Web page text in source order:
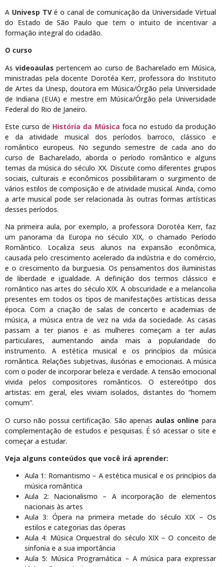
A Univesp TVé o canal de comunicação da Universidade Virtual
do Estado de São Paulo que tem o intuito de incentivar a
formação integral do cidadão.
O curso
Asvideoaulas pertencem ao curso de Bacharelado em Música,
ministradas pela docente Dorotéa Kerr, professora do Instituto
de Artes da Unesp, doutora em Música/Órgão pela Universidade
de Indiana (EUA) e mestre em Música/Órgão pela Universidade
Federal do Rio de Janeiro.
Este curso de História da Música foca no estudo da produção
e da atividade musical dos períodos barroco, clássico e
romântico europeus. No segundo semestre de cada ano do
curso de Bacharelado, aborda o período romântico e alguns
temas da música do século XX. Discute como diferentes grupos
sociais, culturais e econômicos possibilitaram o surgimento de
vários estilos de composição e de atividade musical. Ainda, como
a arte musical pode ser relacionada às outras formas artísticas
desses períodos.
Na primeira aula, por exemplo, a professora Dorotéa Kerr, faz
um panorama da Europa no século XIX, o chamado Período
Romântico. Localiza seus alunos na expansão econômica,
causada pelo crescimento acelerado da indústria e do comércio,
e o crescimento da burguesia. Os pensamentos dos iluministas
de liberdade e igualdade. A definição dos termos clássico e
romântico nas artes do século XIX. A obscuridade e a melancolia
presentes em todos os tipos de manifestações artísticas dessa
época. Com a criação de salas de concerto e academias de
música, a música entra de vez na vida da sociedade. As casas
passam a ter pianos e as mulheres começam a ter aulas
particulares, aumentando ainda mais a popularidade do
instrumento. A estética musical e os princípios da música
romântica. Relações subjetivas, ilusórias e emocionais. A música
com o poder de incorporar beleza e verdade. A tensão emocional
vivida pelos compositores românticos. O estereótipo dos
artistas: em geral, eles viviam isolados, distantes do “homem
comum”.
O curso não possui certificação. São apenas aulas online para
complementação de estudos e pesquisas. É só acessar o site e
começar a estudar.
Veja alguns conteúdos que você irá aprender:
Aula 1: Romantismo – A estética musical e os princípios da
música romântica
Aula 2: Nacionalismo – A incorporação de elementos
nacionais às artes
Aula 3: Ópera na primeira metade do século XIX – Os
estilos e categorias das óperas
Aula 4: Música Orquestral do século XIX – O conceito de
sinfonia e a sua importância
Aula 5: Música Programática – A música para expressar